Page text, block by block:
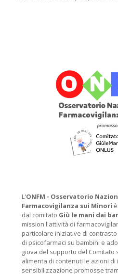
L'ONFM - Osservatorio
Farmacovigilanza sui Minori
dal comitato Giù le mani dai
mission l'attività di
particolare iniziative di
di psicofarmaci su bambini e
giova del supporto del Comitato
alimenta di contenuti le azioni
sensibilizzazione promosse